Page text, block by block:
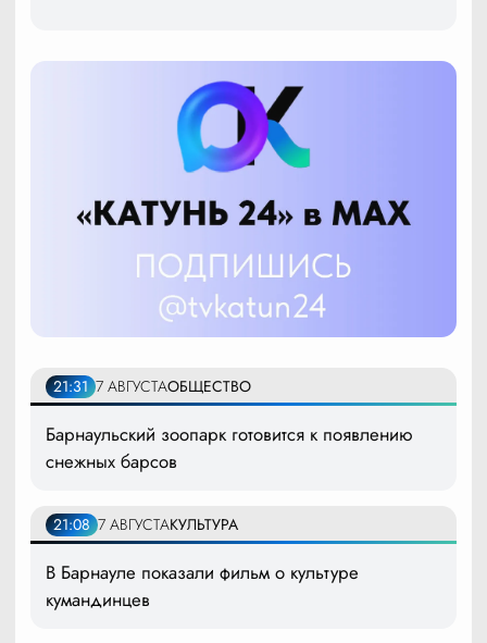
21:31 7 АВГУСТАОБЩЕСТВО
Барнаульский зоопарк готовится к появлению
снежных барсов
21:08 7 АВГУСТАКУЛЬТУРА
В Барнауле показали фильм о культуре
кумандинцев